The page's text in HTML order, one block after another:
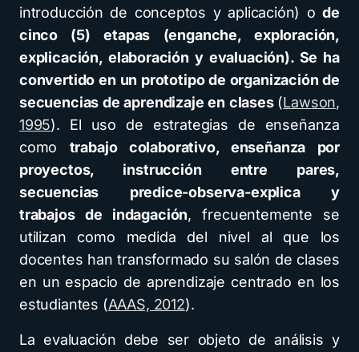
introducción de conceptos y aplicación) ode
cinco (5) etapas (enganche, exploración,
explicación, elaboración y evaluación). Se ha
convertido en un prototipo de organización de
secuencias de aprendizaje en clases (Lawson,
1995). El uso de estrategias de enseñanza
como trabajo colaborativo, enseñanza por
proyectos, instrucción entre pares,
secuencias predice-observa-explica y
trabajos de indagación, frecuentemente se
utilizan como medida del nivel al que los
docentes han transformado su salón de clases
en un espacio de aprendizaje centrado en los
estudiantes (AAAS, 2012).
La evaluación debe ser objeto de análisis y